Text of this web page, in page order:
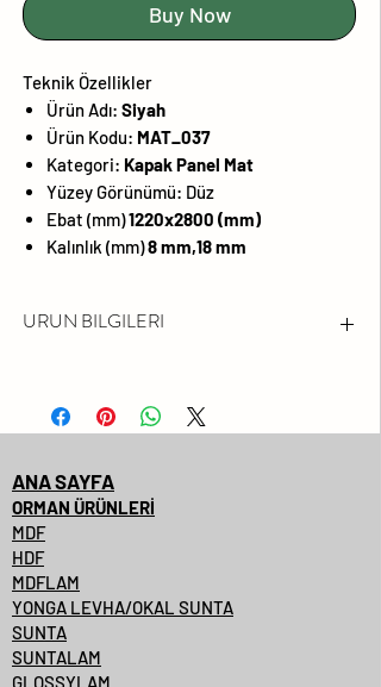
Buy Now
Teknik Özellikler
Ürün Adı: Siyah
Ürün Kodu: MAT_037
Kategori: Kapak Panel Mat
Yüzey Görünümü: Düz
Ebat (mm)1220x2800 (mm)
Kalınlık (mm)8 mm,18 mm
URUN BILGILERI
LÜTFEN FSC® SERTİFİKALI
DARBEYE VE ÇİZİLMEYE KARŞI
YÜZEY DAYANIMI YÜKSEKTİR
KARŞI DAYANIMLIDIR
PARLAKLIK
%99.99'A VARAN
ANTİBAKTERİYEL YÜZEYLER
ANA SAYFA
ORMAN ÜRÜNLERİ
MDF
HDF
MDFLAM
YONGA LEVHA/OKAL SUNTA
SUNTA
SUNTALAM
GLOSSYLAM